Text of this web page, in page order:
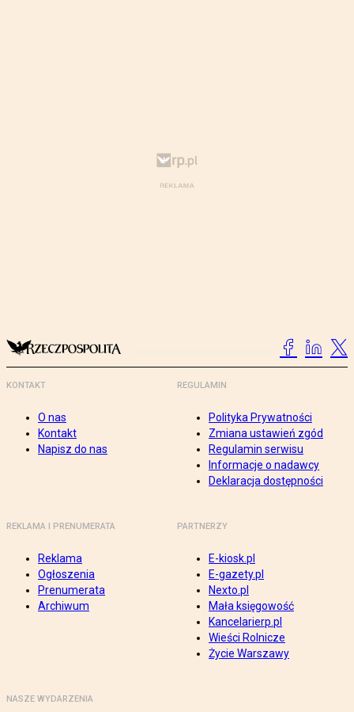
KONTAKT
O nas
Kontakt
Napisz do nas
REGULAMIN
Polityka Prywatności
Zmiana ustawień zgód
Regulamin serwisu
Informacje o nadawcy
Deklaracja dostępności
REKLAMA I PRENUMERATA
Reklama
Ogłoszenia
Prenumerata
Archiwum
PARTNERZY
E-kiosk.pl
E-gazety.pl
Nexto.pl
Mała księgowość
Kancelarierp.pl
Wieści Rolnicze
Życie Warszawy
NASZE WYDARZENIA